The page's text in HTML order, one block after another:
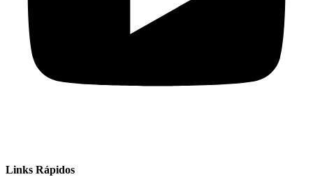
Links Rápidos